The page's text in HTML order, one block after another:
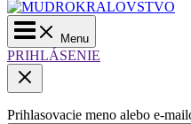
Main
Menu
Menu
PRIHLÁSENIE
Prihlasovacie meno alebo e-